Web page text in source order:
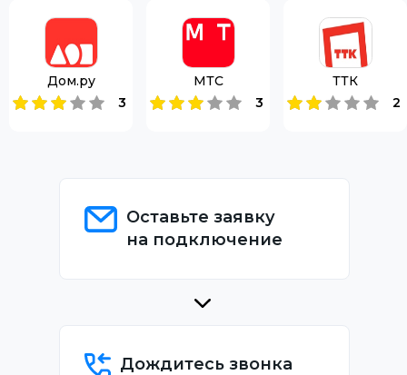
Дом.ру
3
МТС
3
ТТК
2
Оставьте заявку
на подключение
Дождитесь звонка